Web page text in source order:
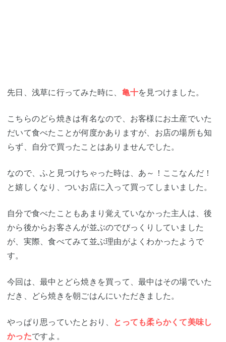
先日、浅草に行ってみた時に、 亀十を見つけました。
こちらのどら焼きは有名なので、お客様にお土産でいた
だいて食べたことが何度かありますが、お店の場所も知
らず、自分で買ったことはありませんでした。
なので、ふと見つけちゃった時は、あ～！ここなんだ！
と嬉しくなり、ついお店に入って買ってしまいました。
自分で食べたこともあまり覚えていなかった主人は、後
から後からお客さんが並ぶのでびっくりしていました
が、実際、食べてみて並ぶ理由がよくわかったようで
す。
今回は、最中とどら焼きを買って、最中はその場でいた
だき、どら焼きを朝ごはんにいただきました。
やっぱり思っていたとおり、 とっても柔らかくて美味し
かったですよ。